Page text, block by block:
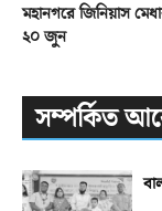
মহানগরে জিনিয়াস
২০ জুন
সম্পর্কিত